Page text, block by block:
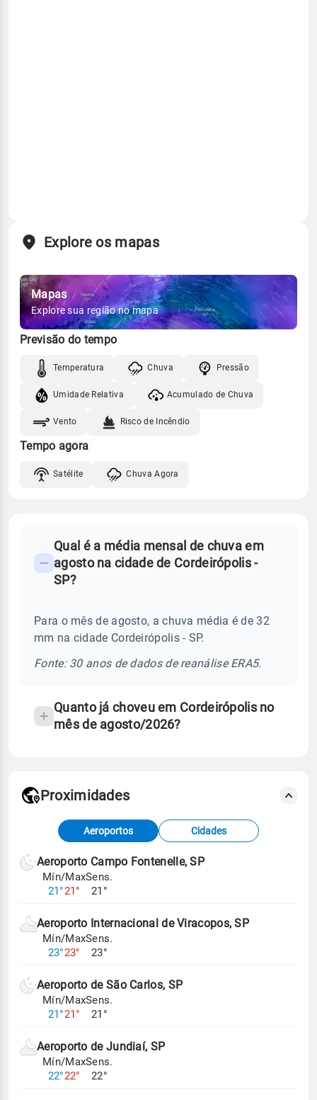
Explore os mapas
Mapas
Explore sua região no mapa
Previsão do tempo
Temperatura Chuva Pressão
Umidade Relativa Acumulado de Chuva
Vento Risco de Incêndio
Tempo agora
Satélite Chuva Agora
Perguntas
frequentes
chuva
temperatura
Qual é a média mensal de chuva em
agosto na cidade de Cordeirópolis -
SP?
Para o mês de agosto, a chuva média é de 32
mm na cidade Cordeirópolis - SP.
Fonte: 30 anos de dados de reanálise ERA5.
Quanto já choveu em Cordeirópolis no
mês de agosto/2026?
Fonte: dados combinados de estações
meteorológicas e satélite do Centro de Previsão
de Tempo e Estudos Climáticos (CPTEC).
Para obter mais informações sobre os dados
Proximidades
Aeroportos Cidades
Aeroporto Campo Fontenelle, SP
Mín/Max
21°21°
Sens.
21°
Aeroporto Internacional de Viracopos, SP
Mín/Max
23°23°
Sens.
23°
Aeroporto de São Carlos, SP
Mín/Max
21°21°
Sens.
21°
Aeroporto de Jundiaí, SP
Mín/Max
22°22°
Sens.
22°